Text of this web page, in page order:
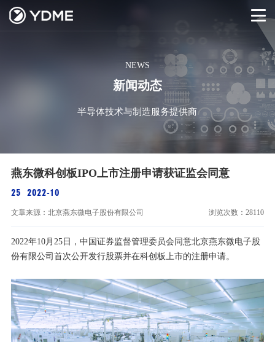
NEWS
新闻动态
半导体技术与制造服务提供商
燕东微科创板IPO上市注册申请获证监会同意
25 2022-10
文章来源：北京燕东微电子股份有限公司 浏览次数：28110
2022年10月25日，中国证券监督管理委员会同意北京燕东微电子股
份有限公司首次公开发行股票并在科创板上市的注册申请。